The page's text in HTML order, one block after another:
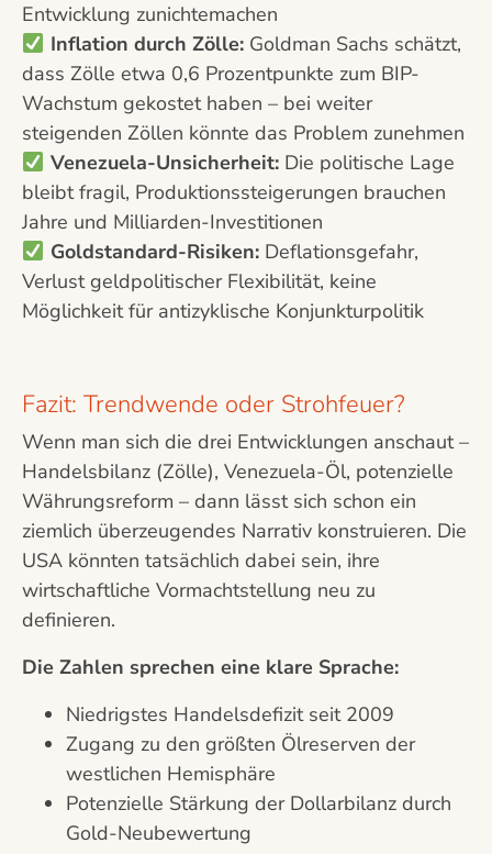
Entwicklung zunichtemachen
Inflation durch Zölle:Goldman Sachs schätzt,
dass Zölle etwa 0,6 Prozentpunkte zum BIP-
Wachstum gekostet haben – bei weiter
steigenden Zöllen könnte das Problem zunehmen
Venezuela-Unsicherheit:Die politische Lage
bleibt fragil, Produktionssteigerungen brauchen
Jahre und Milliarden-Investitionen
Goldstandard-Risiken:Deflationsgefahr,
Verlust geldpolitischer Flexibilität, keine
Möglichkeit für antizyklische Konjunkturpolitik
Fazit: Trendwende oder Strohfeuer?
Wenn man sich die drei Entwicklungen anschaut –
Handelsbilanz (Zölle), Venezuela-Öl, potenzielle
Währungsreform – dann lässt sich schon ein
ziemlich überzeugendes Narrativ konstruieren. Die
USA könnten tatsächlich dabei sein, ihre
wirtschaftliche Vormachtstellung neu zu
definieren.
Die Zahlen sprechen eine klare Sprache:
Niedrigstes Handelsdefizit seit 2009
Zugang zu den größten Ölreserven der
westlichen Hemisphäre
Potenzielle Stärkung der Dollarbilanz durch
Gold-Neubewertung